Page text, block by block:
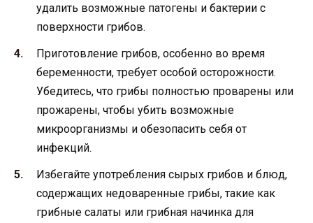
удалить возможные патогены и бактерии с
поверхности грибов.
Приготовление грибов, особенно во время
беременности, требует особой осторожности.
Убедитесь, что грибы полностью проварены или
прожарены, чтобы убить возможные
микроорганизмы и обезопасить себя от
инфекций.
Избегайте употребления сырых грибов и блюд,
содержащих недоваренные грибы, такие как
грибные салаты или грибная начинка для